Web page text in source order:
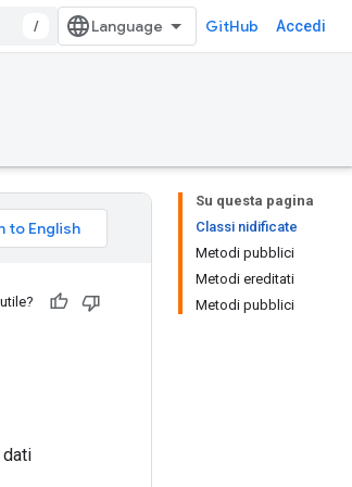
/ GitHub Accedi
Su questa pagina
Classi nidificate
Metodi pubblici
Metodi ereditati
Metodi pubblici
dati